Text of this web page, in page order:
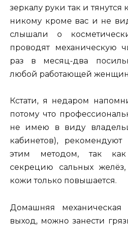
зеркалу руки так и
никому кроме вас и не
слышали о
проводят механическую
раз в месяц-два
любой работающей
Кстати, я недаром
потому что
не имею в виду
кабинетов), рекомендуют
этим методом, так
секрецию сальных
кожи только повышается.
Домашняя
выход, можно занести